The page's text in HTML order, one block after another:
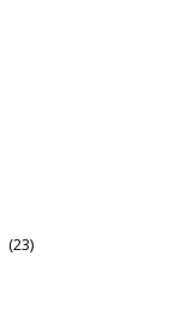
(23)